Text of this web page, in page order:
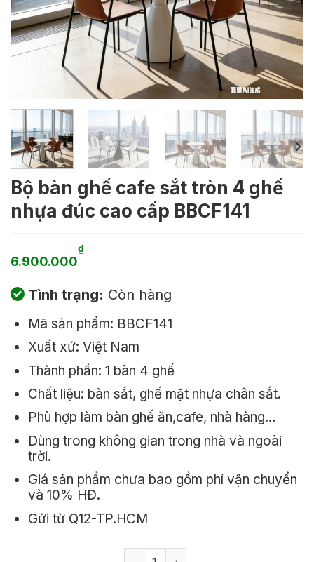
Bộ bàn ghế cafe sắt tròn 4 ghế
nhựa đúc cao cấp BBCF141
6.900.000
₫
Tình trạng: Còn hàng
Mã sản phẩm: BBCF141
Xuất xứ: Việt Nam
Thành phần: 1 bàn 4 ghế
Chất liệu: bàn sắt, ghế mặt nhựa chân sắt.
Phù hợp làm bàn ghế ăn,cafe, nhà hàng…
Dùng trong không gian trong nhà và ngoài
trời.
Giá sản phẩm chưa bao gồm phí vận chuyển
và 10% HĐ.
Gửi từ Q12-TP.HCM
Bộ bàn ghế cafe sắt tròn 4 ghế nhựa